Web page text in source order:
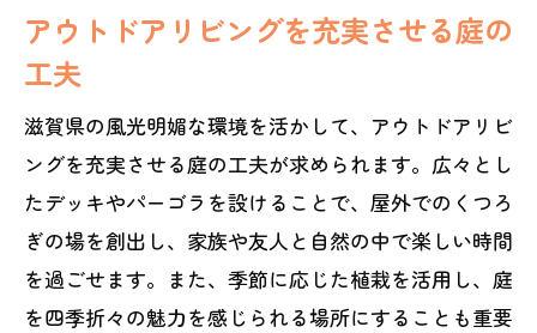
アウトドアリビングを充実させる庭の
工夫
滋賀県の風光明媚な環境を活かして、アウトドアリビ
ングを充実させる庭の工夫が求められます。広々とし
たデッキやパーゴラを設けることで、屋外でのくつろ
ぎの場を創出し、家族や友人と自然の中で楽しい時間
を過ごせます。また、季節に応じた植栽を活用し、庭
を四季折々の魅力を感じられる場所にすることも重要